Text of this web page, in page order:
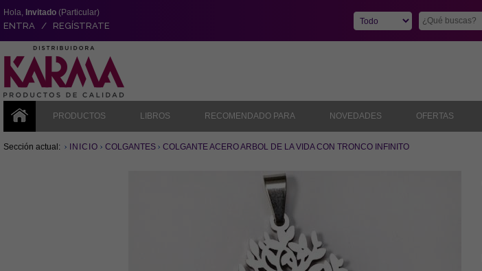
Hola, Invitado (Particular)
ENTRA / REGÍSTRATE
PRODUCTOS LIBROS RECOMENDADO PARA NOVEDADES OFERTAS
Sección actual: INICIO COLGANTES COLGANTE ACERO ARBOL DE LA VIDA CON TRONCO INFINITO